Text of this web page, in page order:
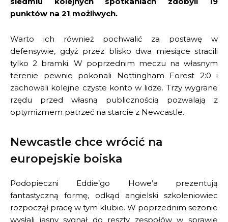
punktów na 21 możliwych.
Warto ich również pochwalić za postawę w
defensywie, gdyż przez blisko dwa miesiące stracili
tylko 2 bramki. W poprzednim meczu na własnym
terenie pewnie pokonali Nottingham Forest 2:0 i
zachowali kolejne czyste konto w lidze. Trzy wygrane
rzędu przed własną publicznością pozwalają z
optymizmem patrzeć na starcie z Newcastle.
Newcastle chce wrócić na
europejskie boiska
Podopieczni Eddie’go Howe’a prezentują
fantastyczną formę, odkąd angielski szkoleniowiec
rozpoczął pracę w tym klubie. W poprzednim sezonie
wysłali jasny sygnał do reszty zespołów w sprawie